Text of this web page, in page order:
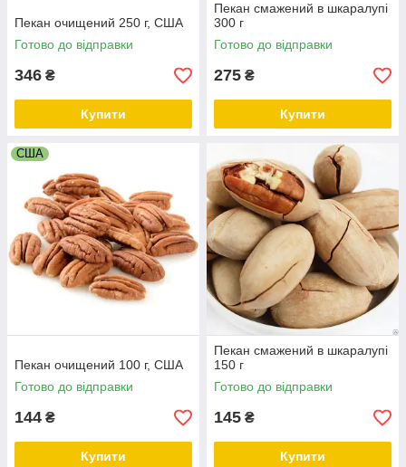
Пекан очищений 250 г, США
Готово до відправки
346 ₴
Купити
Пекан смажений в шкаралупі
300 г
Готово до відправки
275 ₴
Купити
США
Пекан очищений 100 г, США
Готово до відправки
144 ₴
Купити
Пекан смажений в шкаралупі
150 г
Готово до відправки
145 ₴
Купити